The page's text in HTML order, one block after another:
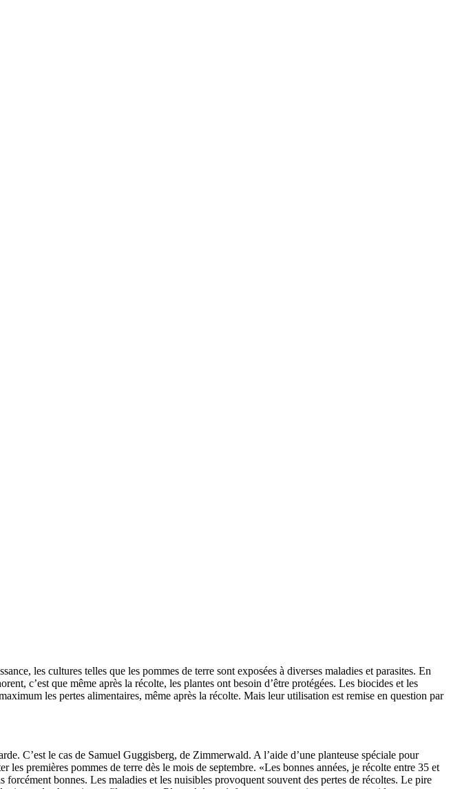
les cultures telles que les pommes de terre sont exposées à diverses maladies et parasites. En
c’est que même après la récolte, les plantes ont besoin d’être protégées. Les biocides et les
les pertes alimentaires, même après la récolte. Mais leur utilisation est remise en question par
C’est le cas de Samuel Guggisberg, de Zimmerwald. A l’aide d’une planteuse spéciale pour
premières pommes de terre dès le mois de septembre. «Les bonnes années, je récolte entre 35 et
bonnes. Les maladies et les nuisibles provoquent souvent des pertes de récoltes. Le pire